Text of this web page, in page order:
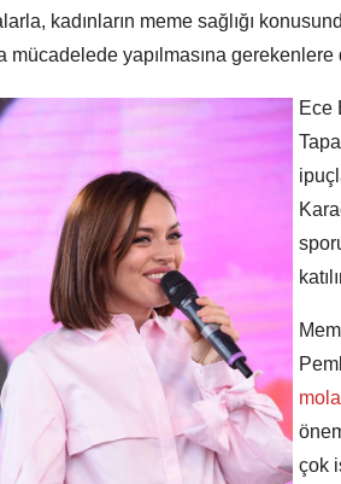
kadınların meme sağlığı
mücadelede yapılmasına
Ece
mola
çok